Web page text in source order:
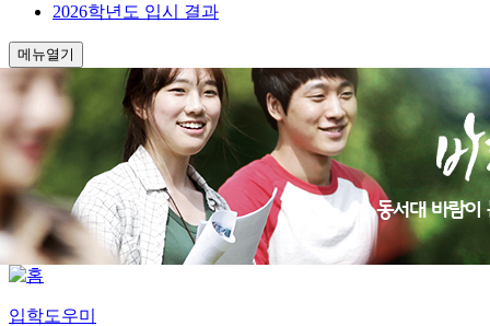
2026학년도 입시 결과
메뉴열기
입학도우미